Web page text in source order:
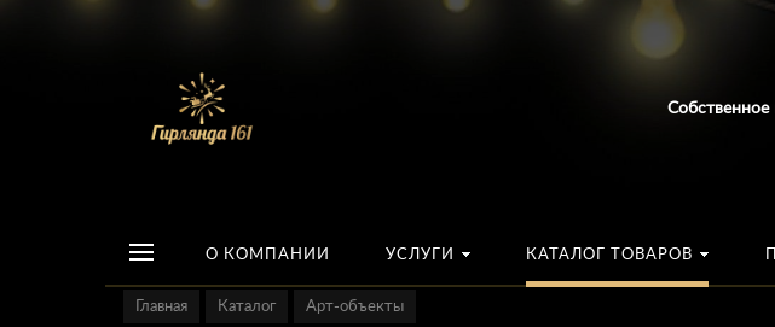
Собственное
О КОМПАНИИ УСЛУГИ КАТАЛОГ ТОВАРОВ
Главная Каталог Арт-объекты